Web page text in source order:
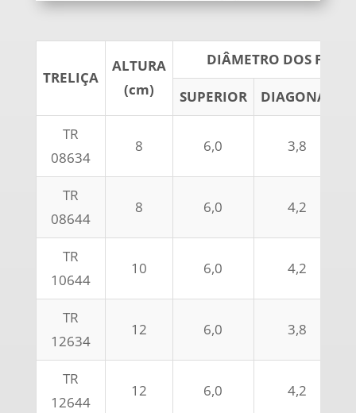
TRELIÇA
ALTURA
(cm)
DIÂMETRO DOS FIOS
SUPERIOR DIAGONAL
TR
08634
8 6,0 3,8
TR
08644
8 6,0 4,2
TR
10644
10 6,0 4,2
TR
12634
12 6,0 3,8
TR
12644
12 6,0 4,2